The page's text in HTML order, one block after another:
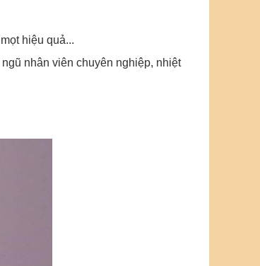
hiệu quả...
nhân viên chuyên nghiệp, nhiệt